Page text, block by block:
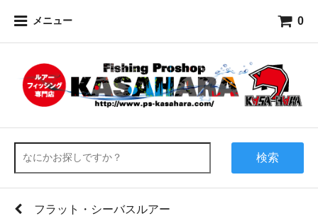
メニュー 0
検索
フラット・シーバスルアー